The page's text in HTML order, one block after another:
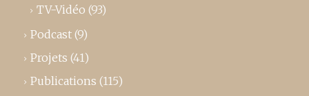
TV-Vidéo (93)
Podcast (9)
Projets (41)
Publications (115)